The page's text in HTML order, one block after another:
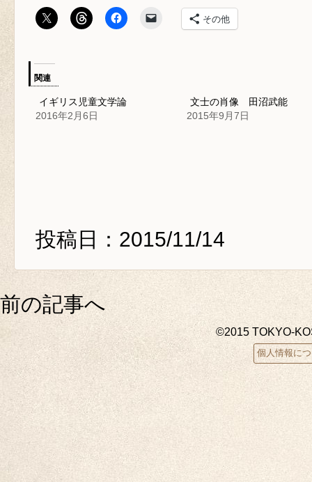
その他
関連
イギリス児童文学論
2016年2月6日
文士の肖像 田沼武能
2015年9月7日
投稿日：2015/11/14
前の記事へ
©2015 TOKYO-
個人情報に